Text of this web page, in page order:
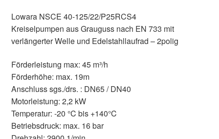
Lowara NSCE 40-125/22/P25RCS4
Kreiselpumpen aus Grauguss nach EN 733 mit
verlängerter Welle und Edelstahllaufrad – 2polig
Förderleistung max: 45 m³/h
Förderhöhe: max. 19m
Anschluss sgs./drs. : DN65 / DN40
Motorleistung: 2,2 kW
Temperatur: -20 °C bis +140°C
Betriebsdruck: max. 16 bar